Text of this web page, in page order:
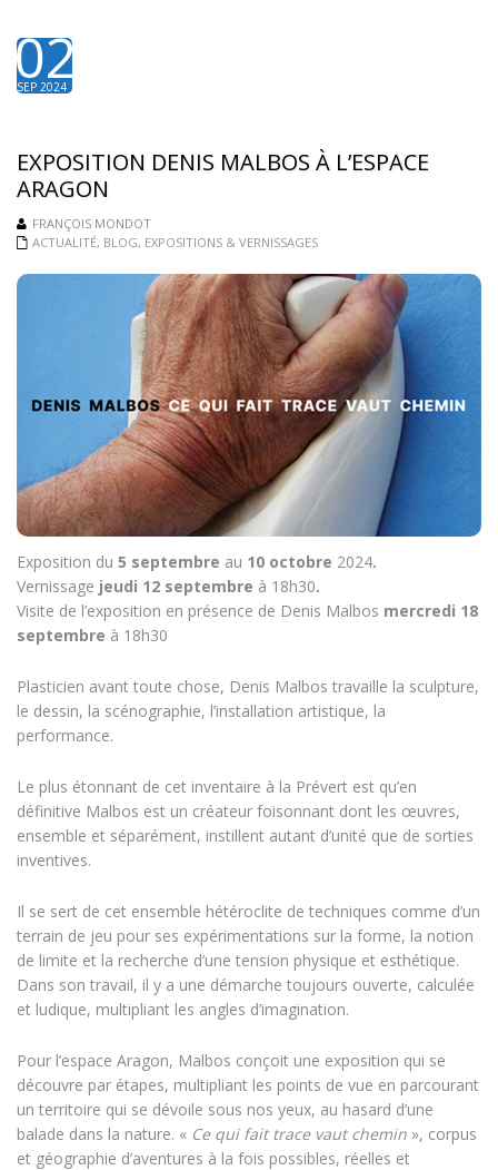
02
SEP 2024
EXPOSITION DENIS MALBOS À L’ESPACE
ARAGON
FRANÇOIS MONDOT
ACTUALITÉ, BLOG, EXPOSITIONS & VERNISSAGES
Exposition du 5 septembre au 10 octobre 2024.
Vernissage jeudi 12 septembre à 18h30.
Visite de l’exposition en présence de Denis Malbos mercredi 18
septembre à 18h30
Plasticien avant toute chose, Denis Malbos travaille la sculpture,
le dessin, la scénographie, l’installation artistique, la
performance.
Le plus étonnant de cet inventaire à la Prévert est qu’en
définitive Malbos est un créateur foisonnant dont les œuvres,
ensemble et séparément, instillent autant d’unité que de sorties
inventives.
Il se sert de cet ensemble hétéroclite de techniques comme d’un
terrain de jeu pour ses expérimentations sur la forme, la notion
de limite et la recherche d’une tension physique et esthétique.
Dans son travail, il y a une démarche toujours ouverte, calculée
et ludique, multipliant les angles d’imagination.
Pour l’espace Aragon, Malbos conçoit une exposition qui se
découvre par étapes, multipliant les points de vue en parcourant
un territoire qui se dévoile sous nos yeux, au hasard d’une
balade dans la nature. « Ce qui fait trace vaut chemin », corpus
et géographie d’aventures à la fois possibles, réelles et